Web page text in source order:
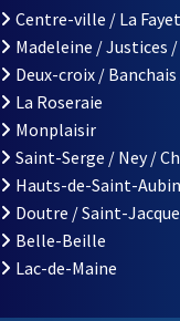
D'INSCRIPTION À
fenêtre
Centre-ville / La
Madeleine / Justices
Deux-croix /
La Roseraie
Monplaisir
Saint-Serge / Ney /
Hauts-de-Saint-Aubin
Doutre / Saint-
Belle-Beille
Lac-de-Maine